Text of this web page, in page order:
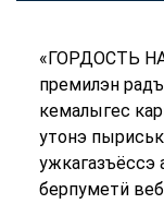
«ГОРДОСТЬ
премилэн
кемалыгес
утонэ
ужкагазъёссэ
берпуметӥ